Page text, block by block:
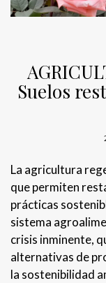
Suelos
La agricultura
que permiten
prácticas
sistema
crisis inminente,
alternativas de
la sostenibilidad